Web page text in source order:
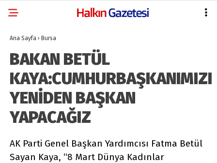
Ana Sayfa › Bursa
BAKAN BETÜL
KAYA:CUMHURBAŞKANIMIZI
YENİDEN BAŞKAN
YAPACAĞIZ
AK Parti Genel Başkan Yardımcısı Fatma Betül
Sayan Kaya, “8 Mart Dünya Kadınlar